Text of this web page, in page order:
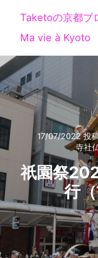
Taketoの京都ブ
Ma vie à Kyoto
17/07/2022投
寺社
祇園祭
行